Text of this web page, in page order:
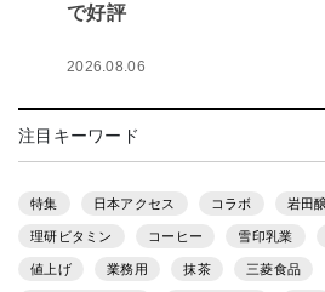
で好評
2026.08.06
注目キーワード
特集 日本アクセス コラボ 岩田
理研ビタミン コーヒー 雪印乳業
値上げ 業務用 抹茶 三菱食品